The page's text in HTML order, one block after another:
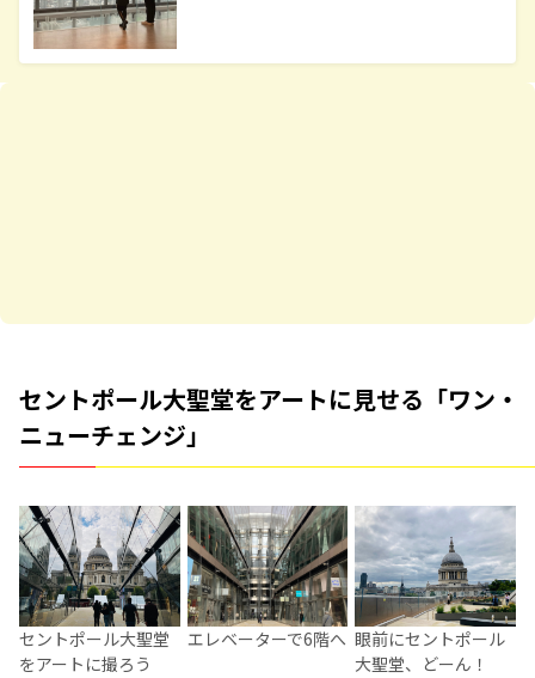
セントポール大聖堂をアートに見せる「ワン・
ニューチェンジ」
セントポール大聖堂
をアートに撮ろう
エレベーターで6階へ 眼前にセントポール
大聖堂、どーん！